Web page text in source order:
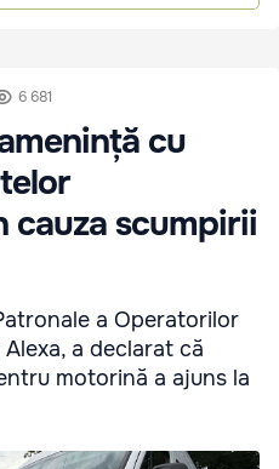
6 681
cu
cauza scumpirii
a Operatorilor
a declarat că
motorină a ajuns la